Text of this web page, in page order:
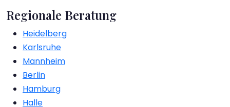
Regionale Beratung
Heidelberg
Karlsruhe
Mannheim
Berlin
Hamburg
Halle